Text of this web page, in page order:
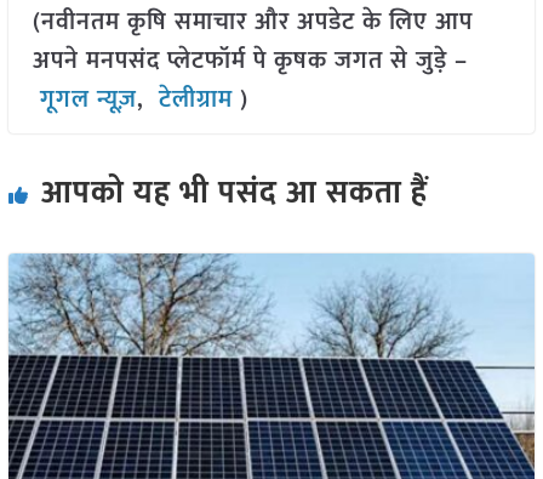
(नवीनतम कृषि समाचार और अपडेट के लिए आप
अपने मनपसंद प्लेटफॉर्म पे कृषक जगत से जुड़े –
गूगल न्यूज़,टेलीग्राम )
आपको यह भी पसंद आ सकता हैं